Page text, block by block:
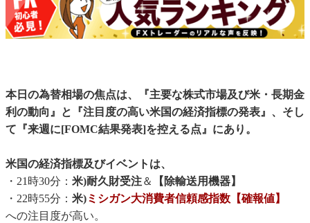
本日の為替相場の焦点は、『主要な株式市場及び米・長期金
利の動向』と『注目度の高い米国の経済指標の発表』、そし
て『来週に[FOMC結果発表]を控える点』にあり。
米国の経済指標及びイベントは、
・21時30分： 米)耐久財受注＆
【除輸送用機器】
・22時55分： 米)ミシガン大消費者信頼感指数【確報値】
への注目度が高い。